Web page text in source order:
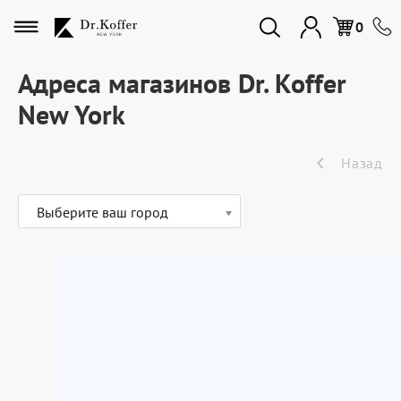
0
Избранное
Дорожная коллекция
Женская коллекция
Адреса магазинов Dr. Koffer
New York
Назад
Выберите ваш город